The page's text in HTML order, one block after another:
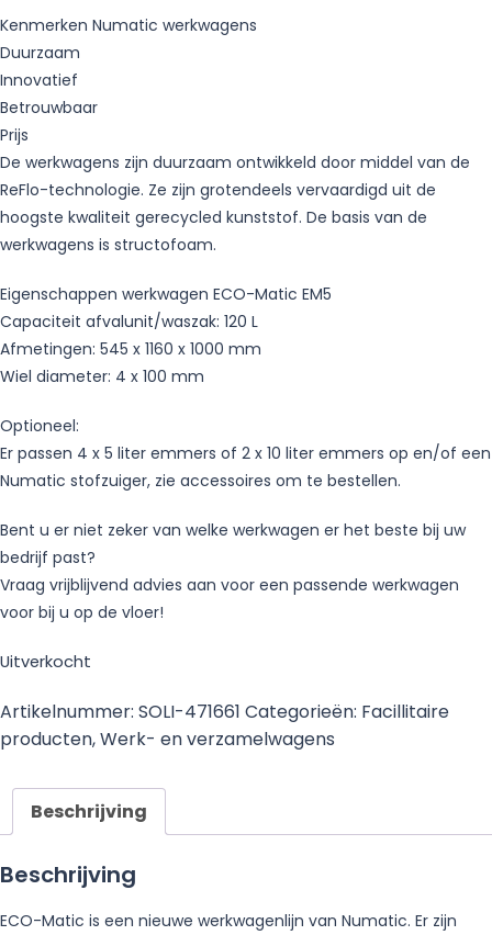
Kenmerken Numatic werkwagens
Duurzaam
Innovatief
Betrouwbaar
Prijs
De werkwagens zijn duurzaam ontwikkeld door middel van de
ReFlo-technologie. Ze zijn grotendeels vervaardigd uit de
hoogste kwaliteit gerecycled kunststof. De basis van de
werkwagens is structofoam.
Eigenschappen werkwagen ECO-Matic EM5
Capaciteit afvalunit/waszak: 120 L
Afmetingen: 545 x 1160 x 1000 mm
Wiel diameter: 4 x 100 mm
Optioneel:
Er passen 4 x 5 liter emmers of 2 x 10 liter emmers op en/of een
Numatic stofzuiger, zie accessoires om te bestellen.
Bent u er niet zeker van welke werkwagen er het beste bij uw
bedrijf past?
Vraag vrijblijvend advies aan voor een passende werkwagen
voor bij u op de vloer!
Uitverkocht
Artikelnummer: SOLI-471661 Categorieën: Facillitaire
producten,Werk- en verzamelwagens
Beschrijving
Beschrijving
ECO-Matic is een nieuwe werkwagenlijn van Numatic. Er zijn